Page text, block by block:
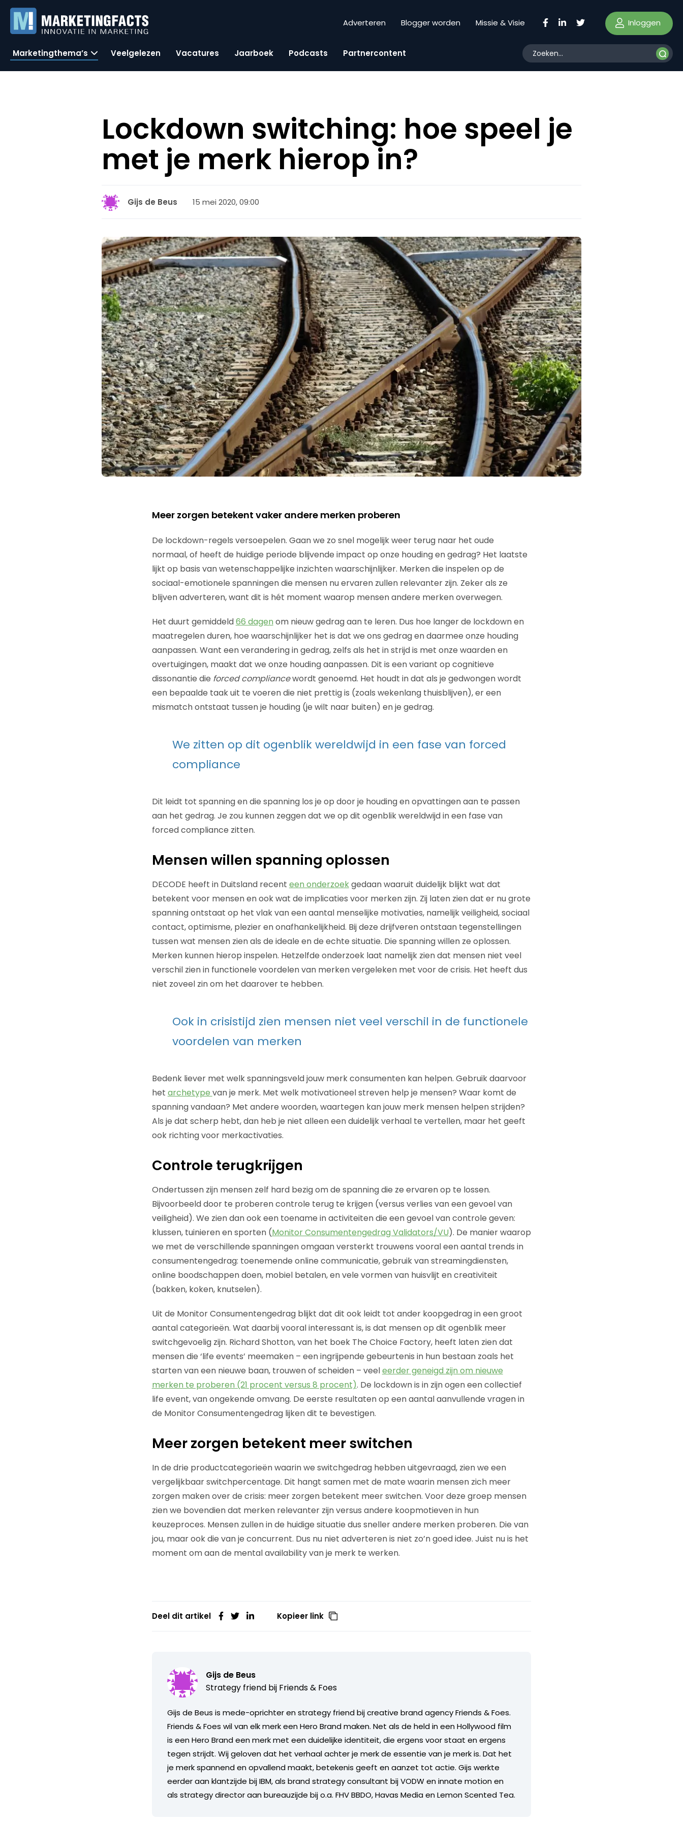
Adverteren Blogger worden Missie & Visie Inloggen
Marketingthema’s Veelgelezen Vacatures Jaarboek Podcasts Partnercontent
Lockdown switching: hoe speel je
met je merk hierop in?
Gijs de Beus 15 mei 2020, 09:00
Meer zorgen betekent vaker andere merken proberen
De lockdown-regels versoepelen. Gaan we zo snel mogelijk weer terug naar het oude
normaal, of heeft de huidige periode blijvende impact op onze houding en gedrag? Het laatste
lijkt op basis van wetenschappelijke inzichten waarschijnlijker. Merken die inspelen op de
sociaal-emotionele spanningen die mensen nu ervaren zullen relevanter zijn. Zeker als ze
blijven adverteren, want dit is hét moment waarop mensen andere merken overwegen.
Het duurt gemiddeld66 dagen om nieuw gedrag aan te leren. Dus hoe langer de lockdown en
maatregelen duren, hoe waarschijnlijker het is dat we ons gedrag en daarmee onze houding
aanpassen. Want een verandering in gedrag, zelfs als het in strijd is met onze waarden en
overtuigingen, maakt dat we onze houding aanpassen. Dit is een variant op cognitieve
dissonantie die forced compliancewordt genoemd. Het houdt in dat als je gedwongen wordt
een bepaalde taak uit te voeren die niet prettig is (zoals wekenlang thuisblijven), er een
mismatch ontstaat tussen je houding (je wilt naar buiten) en je gedrag.
We zitten op dit ogenblik wereldwijd in een fase van forced
compliance
Dit leidt tot spanning en die spanning los je op door je houding en opvattingen aan te passen
aan het gedrag. Je zou kunnen zeggen dat we op dit ogenblik wereldwijd in een fase van
forced compliance zitten.
Mensen willen spanning oplossen
DECODE heeft in Duitsland recent een onderzoekgedaan waaruit duidelijk blijkt wat dat
betekent voor mensen en ook wat de implicaties voor merken zijn. Zij laten zien dat er nu grote
spanning ontstaat op het vlak van een aantal menselijke motivaties, namelijk veiligheid, sociaal
contact, optimisme, plezier en onafhankelijkheid. Bij deze drijfveren ontstaan tegenstellingen
tussen wat mensen zien als de ideale en de echte situatie. Die spanning willen ze oplossen.
Merken kunnen hierop inspelen. Hetzelfde onderzoek laat namelijk zien dat mensen niet veel
verschil zien in functionele voordelen van merken vergeleken met voor de crisis. Het heeft dus
niet zoveel zin om het daarover te hebben.
Ook in crisistijd zien mensen niet veel verschil in de functionele
voordelen van merken
Bedenk liever met welk spanningsveld jouw merk consumenten kan helpen. Gebruik daarvoor
het archetype van je merk. Met welk motivationeel streven help je mensen? Waar komt de
spanning vandaan? Met andere woorden, waartegen kan jouw merk mensen helpen strijden?
Als je dat scherp hebt, dan heb je niet alleen een duidelijk verhaal te vertellen, maar het geeft
ook richting voor merkactivaties.
Controle terugkrijgen
Ondertussen zijn mensen zelf hard bezig om de spanning die ze ervaren op te lossen.
Bijvoorbeeld door te proberen controle terug te krijgen (versus verlies van een gevoel van
veiligheid). We zien dan ook een toename in activiteiten die een gevoel van controle geven:
klussen, tuinieren en sporten (Monitor Consumentengedrag Validators/VU). De manier waarop
we met de verschillende spanningen omgaan versterkt trouwens vooral een aantal trends in
consumentengedrag: toenemende online communicatie, gebruik van streamingdiensten,
online boodschappen doen, mobiel betalen, en vele vormen van huisvlijt en creativiteit
(bakken, koken, knutselen).
Uit de Monitor Consumentengedrag blijkt dat dit ook leidt tot ander koopgedrag in een groot
aantal categorieën. Wat daarbij vooral interessant is, is dat mensen op dit ogenblik meer
switchgevoelig zijn. Richard Shotton, van het boek The Choice Factory, heeft laten zien dat
mensen die ‘life events’ meemaken – een ingrijpende gebeurtenis in hun bestaan zoals het
starten van een nieuwe baan, trouwen of scheiden – veeleerder geneigd zijn om nieuwe
merken te proberen (21 procent versus 8 procent). De lockdown is in zijn ogen een collectief
life event, van ongekende omvang. De eerste resultaten op een aantal aanvullende vragen in
de Monitor Consumentengedrag lijken dit te bevestigen.
Meer zorgen betekent meer switchen
In de drie productcategorieën waarin we switchgedrag hebben uitgevraagd, zien we een
vergelijkbaar switchpercentage. Dit hangt samen met de mate waarin mensen zich meer
zorgen maken over de crisis: meer zorgen betekent meer switchen. Voor deze groep mensen
zien we bovendien dat merken relevanter zijn versus andere koopmotieven in hun
keuzeproces. Mensen zullen in de huidige situatie dus sneller andere merken proberen. Die van
jou, maar ook die van je concurrent. Dus nu niet adverteren is niet zo’n goed idee. Juist nu is het
moment om aan de mental availability van je merk te werken.
Deel dit artikel Kopieer link
Gijs de Beus
Strategy friend bij Friends & Foes
Gijs de Beus is mede-oprichter en strategy friend bij creative brand agency Friends & Foes.
Friends & Foes wil van elk merk een Hero Brand maken. Net als de held in een Hollywood film
is een Hero Brand een merk met een duidelijke identiteit, die ergens voor staat en ergens
tegen strijdt. Wij geloven dat het verhaal achter je merk de essentie van je merk is. Dat het
je merk spannend en opvallend maakt, betekenis geeft en aanzet tot actie. Gijs werkte
eerder aan klantzijde bij IBM, als brand strategy consultant bij VODW en innate motion en
als strategy director aan bureauzijde bij o.a. FHV BBDO, Havas Media en Lemon Scented Tea.